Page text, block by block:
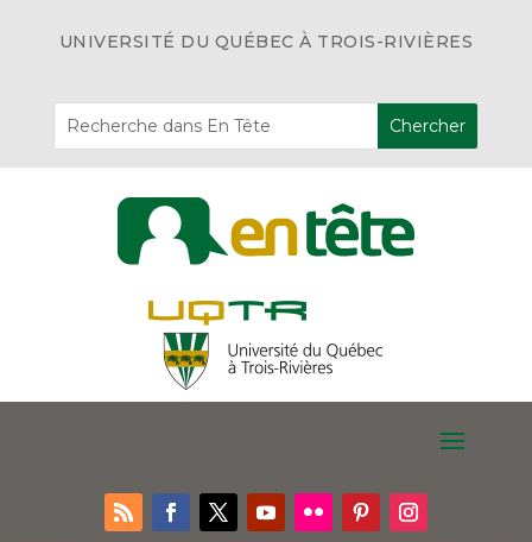
UNIVERSITÉ DU QUÉBEC À TROIS-RIVIÈRES